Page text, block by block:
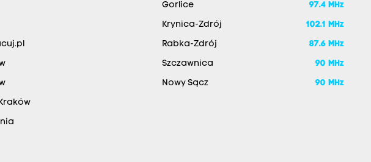
Gorlice 97.4 MHz
Krynica-Zdrój 102.1 MHz
Rabka-Zdrój 87.6 MHz
Szczawnica 90 MHz
Nowy Sącz 90 MHz